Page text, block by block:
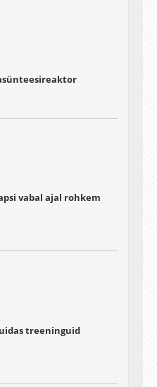
vabal ajal rohkem
treeninguid